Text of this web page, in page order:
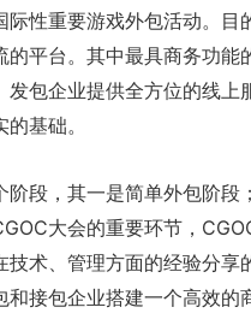
性重要游戏外包活动。
平台。其中最具商务功
发包企业提供全方位的线
基础。
阶段，其一是简单外包阶
大会的重要环节，
术、管理方面的经验分
接包企业搭建一个高效的